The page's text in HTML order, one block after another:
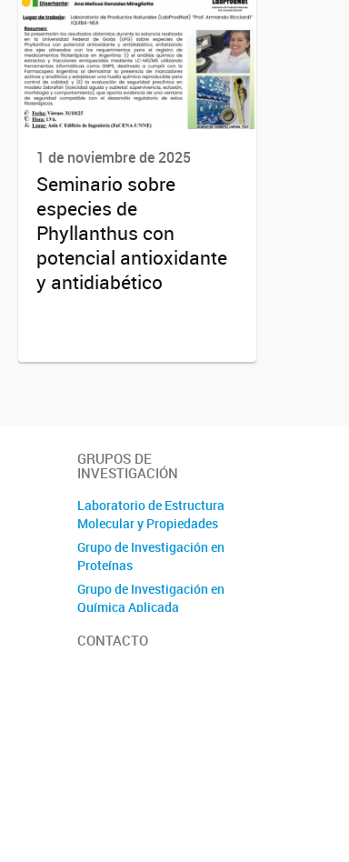
1 de noviembre de 2025
Seminario sobre
especies de
Phyllanthus con
potencial antioxidante
y antidiabético
GRUPOS DE
INVESTIGACIÓN
Laboratorio de Estructura
Molecular y Propiedades
Grupo de Investigación en
Proteínas
Grupo de Investigación en
Química Aplicada
Ciencia y Tecnología de
CONTACTO